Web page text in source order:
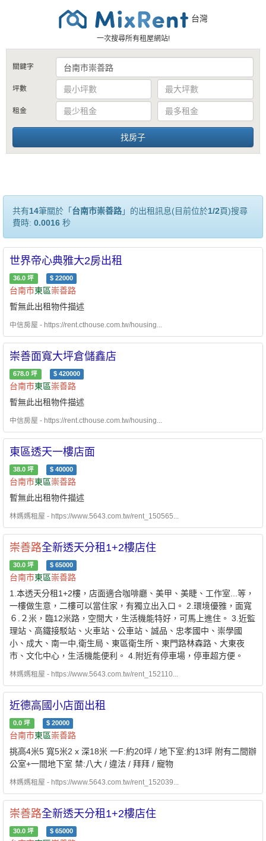
台灣
一次搜尋所有租屋網站!
關鍵字
坪數
租金
共有14筆關於「 台南市崇善路」的出租訊息(目前位於1/2頁)搜尋
費時: 0.0016 秒
世界帝心典雅大2房出租
36.0 坪 $ 22000
台南市東區崇善路
暫無此出租物件描述
中信房屋 - https://rent.cthouse.com.tw/housing...
崇善面寬大坪倉儲鑫店
678.0 坪 $ 420000
台南市東區崇善路
暫無此出租物件描述
中信房屋 - https://rent.cthouse.com.tw/housing...
東區透天一樓店面
38.0 坪 $ 40000
台南市東區崇善路
暫無此出租物件描述
林媽媽租屋 - https://www.5643.com.tw/rent_150565...
崇善路全新透天分租1+2樓店住
30.0 坪 $ 65000
台南市東區崇善路
1.本透天分租1+2樓，店面適合咖啡廳、美甲、美睫、工作室...等，
一樓做生意，二樓可以當住家，有獨立出入口。 2.環境優雅，面寬
６.２米，臨12米路，空間大，生活機能特好，可馬上進住。 3.近監
理站、高鐵接駁站、火車站、公車站、誠品、忠孝國中、崇學國
小、成大、南一中,衛生局、東區衛生所、東門路林森路、大東夜
市、文化中心，生活機能便利。 4.附近有停車場，停車超方便。
林媽媽租屋 - https://www.5643.com.tw/rent_152110...
近德高國小店面出租
0.0 坪 $ 20000
台南市東區崇善路
挑高4米5 寬5米2 x 深18米 一F:約20坪 / 地下室:約13坪 附有二間辦
公室+一間地下室 禁:八大 / 違法 / 拜拜 / 寵物
林媽媽租屋 - https://www.5643.com.tw/rent_152039...
崇善路全新透天分租1+2樓店住
30.0 坪 $ 65000